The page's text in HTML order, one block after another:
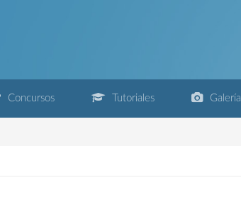
Concursos Tutoriales Galería